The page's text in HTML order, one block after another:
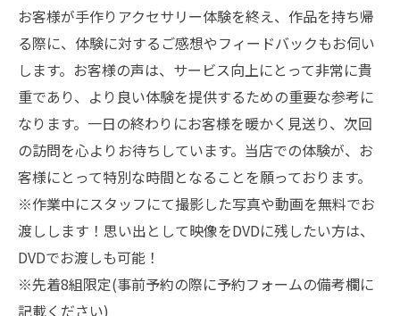
お客様が手作りアクセサリー体験を終え、作品を持ち帰
る際に、体験に対するご感想やフィードバックもお伺い
します。お客様の声は、サービス向上にとって非常に貴
重であり、より良い体験を提供するための重要な参考に
なります。一日の終わりにお客様を暖かく見送り、次回
の訪問を心よりお待ちしています。当店での体験が、お
客様にとって特別な時間となることを願っております。
※作業中にスタッフにて撮影した写真や動画を無料でお
渡しします！思い出として映像をDVDに残したい方は、
DVDでお渡しも可能！
※先着8組限定(事前予約の際に予約フォームの備考欄に
記載ください)